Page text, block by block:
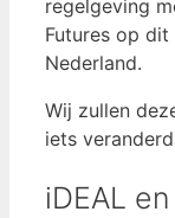
regelgeving
Futures op
Nederland.
Wij zullen
iets
iDEAL